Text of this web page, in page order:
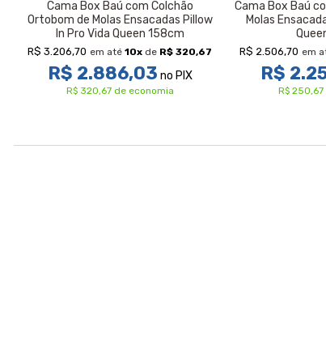
Cama Box Baú com Colchão
Ortobom de Molas Ensacadas Pillow
In Pro Vida Queen 158cm
R$ 3.206,70 em até 10x de R$ 320,67
R$ 2.886,03 no PIX
R$ 320,67 de economia
Cama Box Baú
Molas
R$ 2.506,70 em
R$
R$